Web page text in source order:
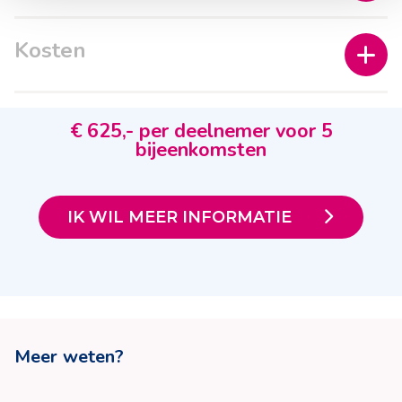
Kosten
€ 625,- per deelnemer voor 5
bijeenkomsten
IK WIL MEER INFORMATIE
Meer weten?